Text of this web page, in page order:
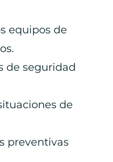
equipos de
de seguridad
de
preventivas